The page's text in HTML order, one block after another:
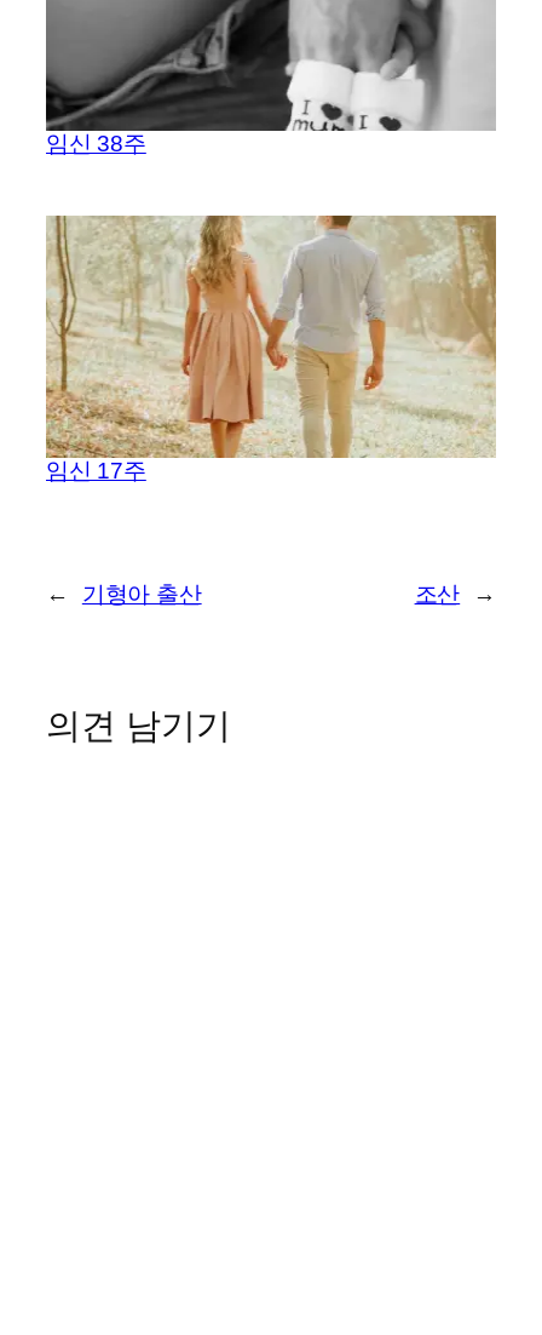
임신 38주
임신 17주
← 기형아 출산 조산 →
의견 남기기